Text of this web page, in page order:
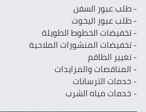
- طلب عبور السفن
- طلب عبور اليخوت
- تخفيضات الخطوط الطويلة
- تخفيضات المنشورات الملاحية
- تغيير الطاقم
- المناقصات والمزايدات
- خدمات الترسانات
- خدمات مياه الشرب